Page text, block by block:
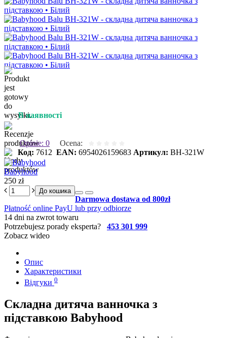
В наявності
Opinie: 0
Ocena:
Код: 7612 EAN: 6954026159683 Артикул: BH-321W
Babyhood
250 zł
До кошика
Darmowa dostawa od 800zł
Płatność online PayU lub przy odbiorze
14 dni na zwrot towaru
Potrzebujesz porady eksperta? 453 301 999
Zobacz wideo
Опис
Характеристики
Відгуки 0
Складна дитяча ванночка з
підставкою Babyhood